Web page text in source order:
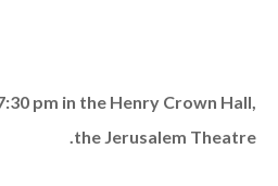
pm in the Henry Crown Hall,
the Jerusalem Theatre.